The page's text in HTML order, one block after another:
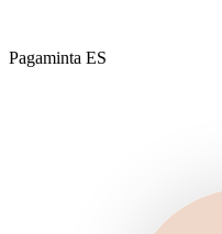
Pagaminta ES